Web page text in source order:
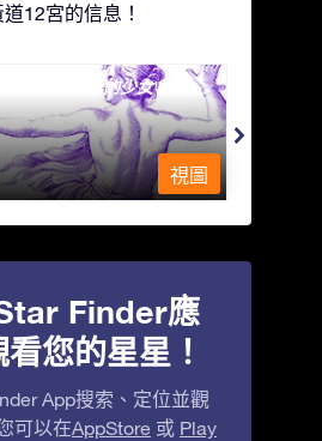
12宮的信息！
- 被鐵鍊鎖著的少女
視圖
Finder應
您的星星！
App搜索、定位並觀
可以在AppStore 或 Play